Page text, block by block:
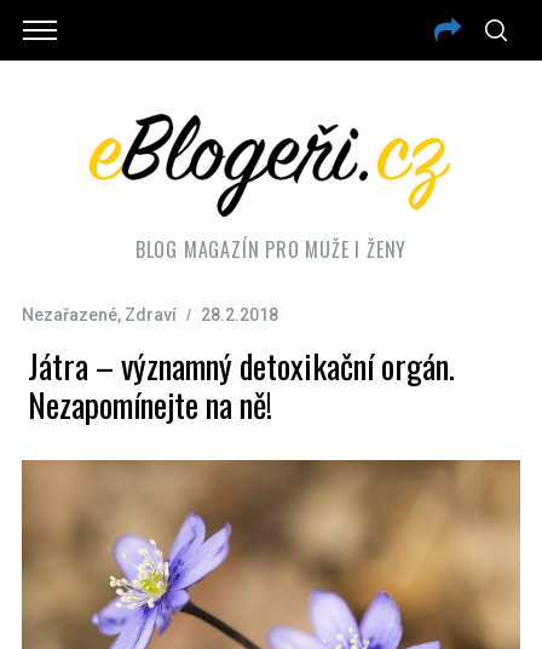
BLOG MAGAZÍN PRO MUŽE I ŽENY
Nezařazené, Zdraví 28.2.2018
Játra – významný detoxikační orgán.
Nezapomínejte na ně!